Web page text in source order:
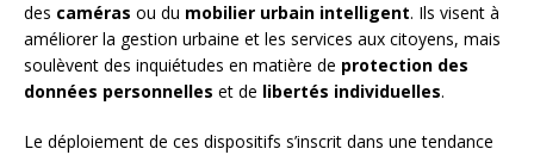
des caméras ou du mobilier urbain intelligent. Ils visent à
améliorer la gestion urbaine et les services aux citoyens, mais
soulèvent des inquiétudes en matière de protection des
données personnelles et de libertés individuelles.
Le déploiement de ces dispositifs s’inscrit dans une tendance